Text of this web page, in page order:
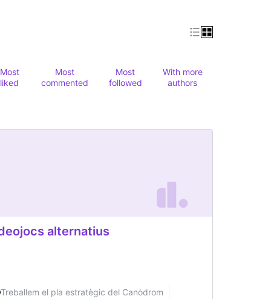
Most
liked
Most
commented
Most
followed
With more
authors
alternatius
Treballem el pla estratègic del Canòdrom